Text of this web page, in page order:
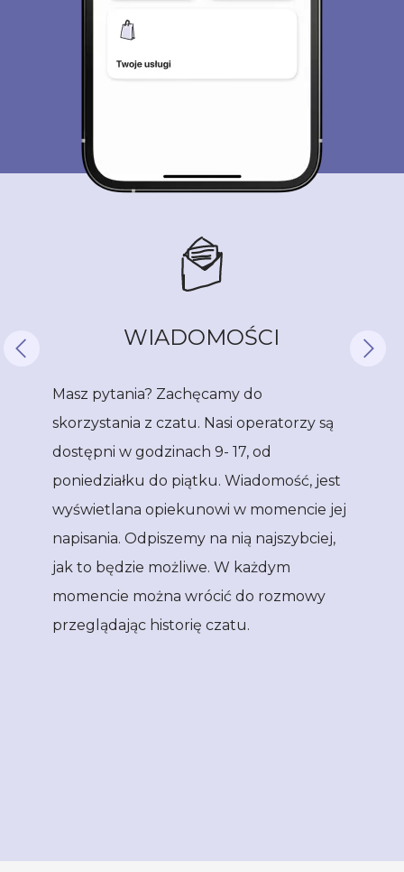
WIADOMOŚCI
Masz pytania? Zachęcamy do
skorzystania z czatu. Nasi operatorzy są
dostępni w godzinach 9- 17, od
poniedziałku do piątku. Wiadomość, jest
wyświetlana opiekunowi w momencie jej
napisania. Odpiszemy na nią najszybciej,
jak to będzie możliwe. W każdym
momencie można wrócić do rozmowy
przeglądając historię czatu.